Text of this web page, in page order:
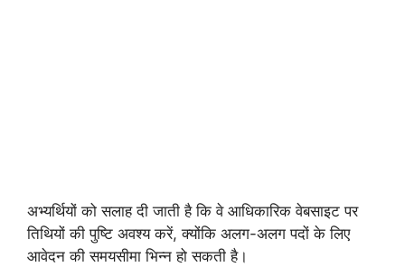
अभ्यर्थियों को सलाह दी जाती है कि वे आधिकारिक वेबसाइट पर
तिथियों की पुष्टि अवश्य करें, क्योंकि अलग-अलग पदों के लिए
आवेदन की समयसीमा भिन्न हो सकती है।